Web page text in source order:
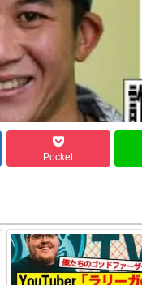
Pocket